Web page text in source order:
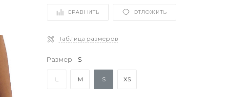
СРАВНИТЬ ОТЛОЖИТЬ
Таблица размеров
Размер S
L M S XS